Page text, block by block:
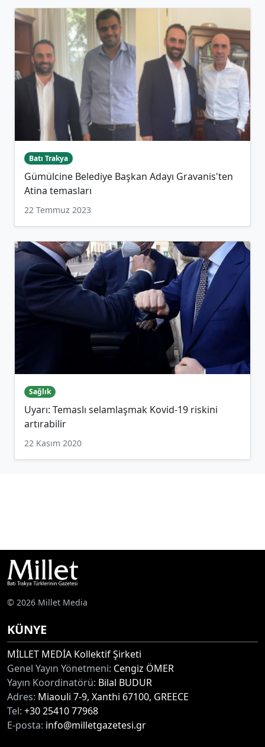
Batı Trakya
Gümülcine Belediye Başkan Adayı Gravanis'ten
Atina temasları
22 Temmuz 2023
Sağlık
Uyarı: Temaslı selamlaşmak Kovid-19 riskini
artırabilir
22 Kasım 2020
© 2026 Millet Media
KÜNYE
MİLLET MEDİA Kollektif Şirketi
Genel Yayın Yönetmeni: Cengiz ÖMER
Yayın Koordinatörü: Bilal BUDUR
Adres: Miaouli 7-9, Xanthi 67100, GREECE
Tel: +30 25410 77968
E-posta: info@milletgazetesi.gr